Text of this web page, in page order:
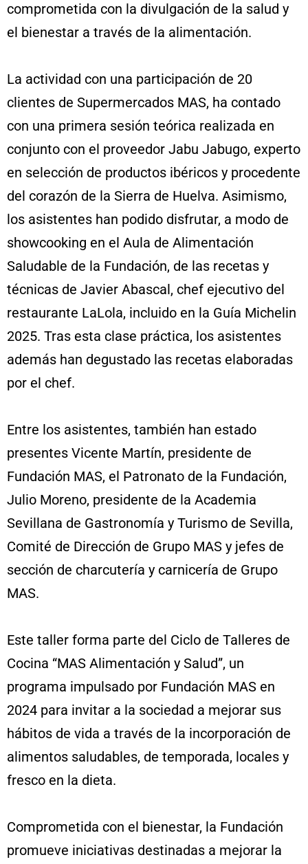
comprometida con la divulgación de la salud y
el bienestar a través de la alimentación.
La actividad con una participación de 20
clientes de Supermercados MAS, ha contado
con una primera sesión teórica realizada en
conjunto con el proveedor Jabu Jabugo, experto
en selección de productos ibéricos y procedente
del corazón de la Sierra de Huelva. Asimismo,
los asistentes han podido disfrutar, a modo de
showcooking en el Aula de Alimentación
Saludable de la Fundación, de las recetas y
técnicas de Javier Abascal, chef ejecutivo del
restaurante LaLola, incluido en la Guía Michelin
2025. Tras esta clase práctica, los asistentes
además han degustado las recetas elaboradas
por el chef.
Entre los asistentes, también han estado
presentes Vicente Martín, presidente de
Fundación MAS, el Patronato de la Fundación,
Julio Moreno, presidente de la Academia
Sevillana de Gastronomía y Turismo de Sevilla,
Comité de Dirección de Grupo MAS y jefes de
sección de charcutería y carnicería de Grupo
MAS.
Este taller forma parte del Ciclo de Talleres de
Cocina “MAS Alimentación y Salud”, un
programa impulsado por Fundación MAS en
2024 para invitar a la sociedad a mejorar sus
hábitos de vida a través de la incorporación de
alimentos saludables, de temporada, locales y
fresco en la dieta.
Comprometida con el bienestar, la Fundación
promueve iniciativas destinadas a mejorar la